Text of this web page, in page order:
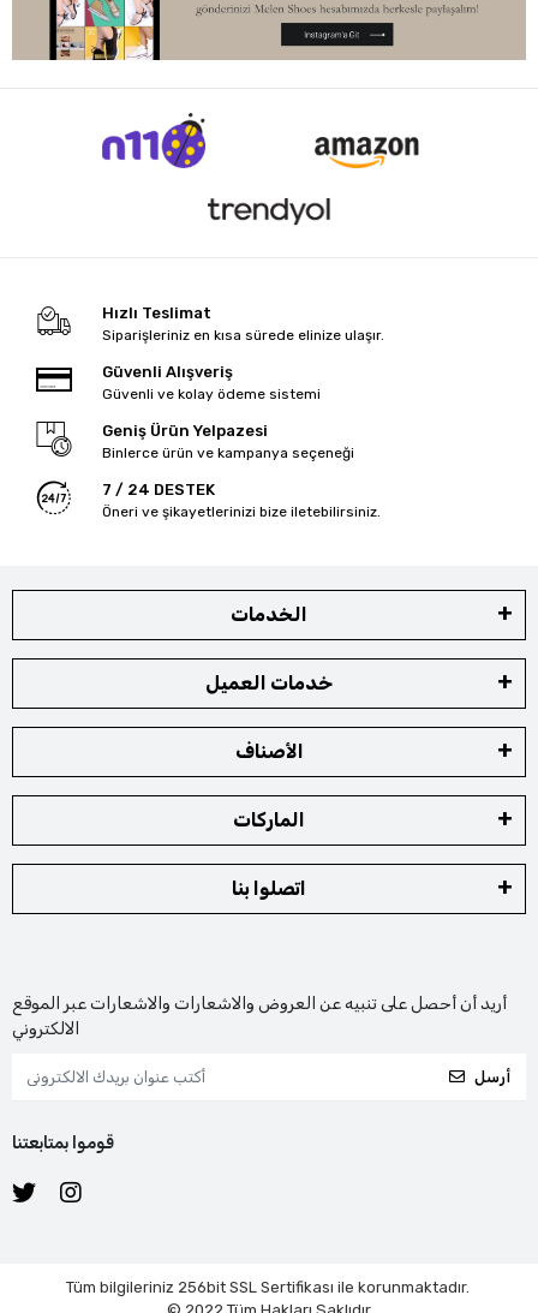
Hızlı Teslimat
Siparişleriniz en kısa sürede elinize ulaşır.
Güvenli Alışveriş
Güvenli ve kolay ödeme sistemi
Geniş Ürün Yelpazesi
Binlerce ürün ve kampanya seçeneği
7 / 24 DESTEK
Öneri ve şikayetlerinizi bize iletebilirsiniz.
الخدمات
خدمات العميل
الأصناف
الماركات
اتصلوا بنا
أريد أن أحصل على تنبيه عن العروض والاشعارات والاشعارات عبر الموقع
الالكتروني
أرسل
قوموا بمتابعتنا
Tüm bilgileriniz 256bit SSL Sertifikası ile korunmaktadır.